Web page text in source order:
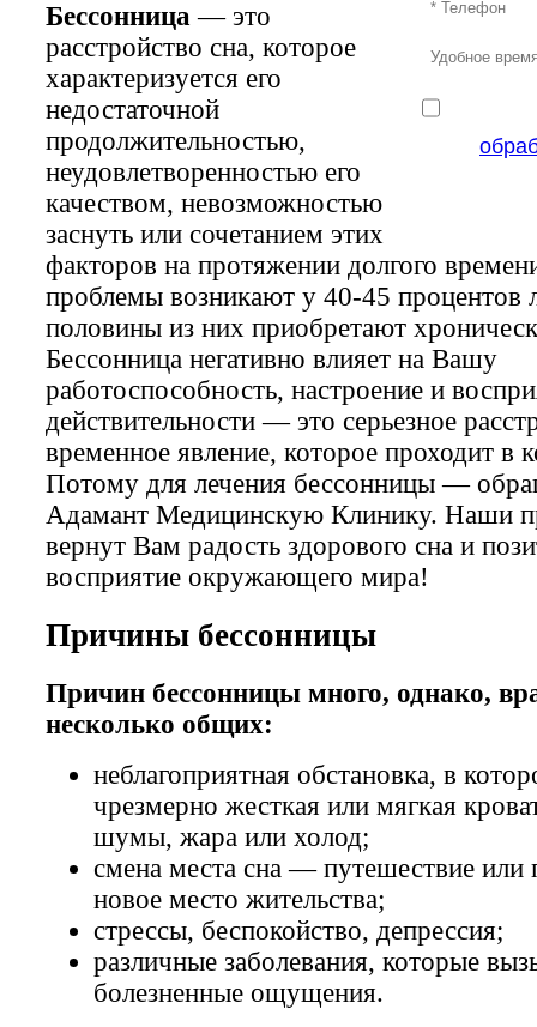
Бессонница — это
расстройство сна, которое
характеризуется его
недостаточной
продолжительностью,
неудовлетворенностью его
качеством, невозможностью
заснуть или сочетанием этих
факторов на протяжении долгого
проблемы возникают у 40-45 процентов
половины из них приобретают
Бессонница негативно влияет на Вашу
работоспособность, настроение и
действительности — это серьезное
временное явление, которое проходит в
Потому для лечения бессонницы —
Адамант Медицинскую Клинику. Наши
вернут Вам радость здорового сна и
восприятие окружающего мира!
Причины бессонницы
Причин бессонницы много, однако,
несколько общих:
неблагоприятная обстановка, в
чрезмерно жесткая или мягкая
шумы, жара или холод;
смена места сна — путешествие или
новое место жительства;
стрессы, беспокойство, депрессия;
различные заболевания, которые
болезненные ощущения.